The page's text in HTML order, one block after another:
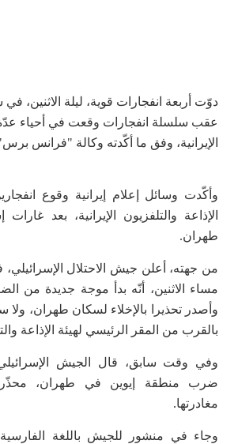
دوّت أربعة انفجارات قوية، ليلة الاثنين،
عقب سلسلة انفجارات وقعت في أحياء
الإيرانية، وفق ما أكّدته وكالة "فرانس
وأكّدت وسائل إعلام إيرانية وقوع
الإذاعة والتلفزيون الإيرانية، بعد
طهران.
من جهته، أعلن جيش الاحتلال
مساء الاثنين، أنّه بدأ موجة جديدة من
وأصدر تحذيرا بالإخلاء لسكان طهران، ولا
بالقرب من المقر الرئيسي لهيئة الإذاعة
وفي وقت سابق، قال الجيش الإسرائيلي
ضرب منطقة إيوين في طهران،
مغادرتها.
وجاء في منشور للجيش باللغة